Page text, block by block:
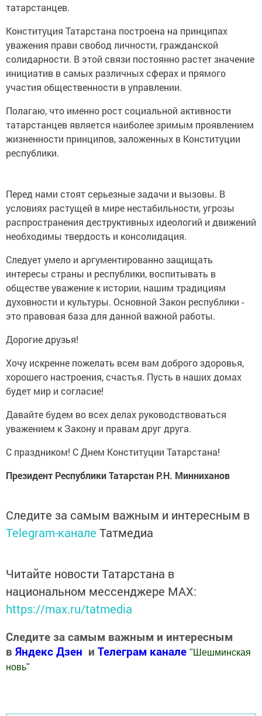
татарстанцев.
Конституция Татарстана построена на принципах
уважения прави свобод личности, гражданской
солидарности. В этой связи постоянно растет значение
инициатив в самых различных сферах и прямого
участия общественности в управлении.
Полагаю, что именно рост социальной активности
татарстанцев является наиболее зримым проявлением
жизненности принципов, заложенных в Конституции
республики.
Перед нами стоят серьезные задачи и вызовы. В
условиях растущей в мире нестабильности, угрозы
распространения деструктивных идеологий и движений
необходимы твердость и консолидация.
Следует умело и аргументированно защищать
интересы страны и республики, воспитывать в
обществе уважение к истории, нашим традициям
духовности и культуры. Основной Закон республики -
это правовая база для данной важной работы.
Дорогие друзья!
Хочу искренне пожелать всем вам доброго здоровья,
хорошего настроения, счастья. Пусть в наших домах
будет мир и согласие!
Давайте будем во всех делах руководствоваться
уважением к Закону и правам друг друга.
С праздником! С Днем Конституции Татарстана!
Президент Республики Татарстан Р.Н. Минниханов
Следите за самым важным и интересным в
Telegram-канале Татмедиа
Читайте новости Татарстана в
национальном мессенджере MАХ:
https://max.ru/tatmedia
Следите за самым важным и интересным
в Яндекс Дзен и Телеграм канале " Шешминская
новь"